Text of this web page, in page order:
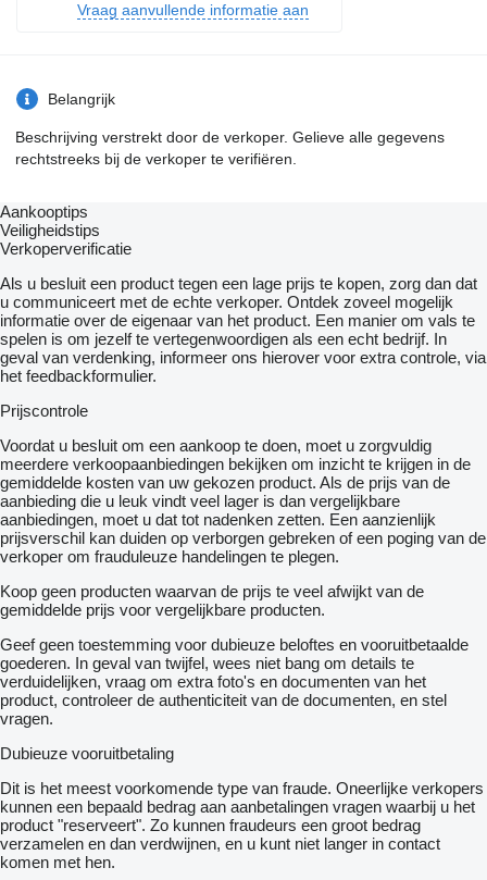
mit Kombirollos
GFK-Heckwand mit reduzierter Hagelempfindlichkeit
Serviceklappe
Grundriss abhängig
Wohnen und Schlafen
Hinterlüftete Rückenlehnen
Lattenrost für alle Bettvarianten
Kaltschaummatratzen für alle Bettvarianten
Möbeldekor B66
Polster Ardo
Sitzgruppe zur Liegefläche Umbaubar
Rollrost (bei Einzelbetten)
Abfallsammler an Eingangstüre
Kompressorkühlschrank
131,5 L (davon 15 L Gefrierfach)
Multifunktionsschiene
Soft Einzüge im Küchenbereich
Spüle
3-flammiger Gaskocher mit E-Zündung und Glasabdeckung
Heizung und Wasser
Gasheizung 3000 W mit Zündautomatik
Heizung Combi 6 (480 TK & 560 TK)
Umluftanlage 230 V
Elektrischer Warmwasseraufbereiter mit 5 l Wasserinhalt
300 W
Spül- WC
fest installiert (davon 15 L Fahrzustand)
Bad und Toilette
Duschwanne
Komplettdusche (560 TK)
Elektronik
Beleuchtung 12 V / 230 V
Digitale Wasserwaage
Indirekte Beleuchtung Oberschränke
My Bürstner App | Überwachen Sie wichtige Komponenten und
Funktionen
Ihres Fahrzeugs
Rauchmelder
Spannungsanzeige
Vraag aanvullende informatie aan
Belangrijk
Beschrijving verstrekt door de verkoper. Gelieve alle gegevens
rechtstreeks bij de verkoper te verifiëren.
Aankooptips
Veiligheidstips
Verkoperverificatie
Als u besluit een product tegen een lage prijs te kopen, zorg dan dat
u communiceert met de echte verkoper. Ontdek zoveel mogelijk
informatie over de eigenaar van het product. Een manier om vals te
spelen is om jezelf te vertegenwoordigen als een echt bedrijf. In
geval van verdenking, informeer ons hierover voor extra controle, via
het feedbackformulier.
Prijscontrole
Voordat u besluit om een ​​aankoop te doen, moet u zorgvuldig
meerdere verkoopaanbiedingen bekijken om inzicht te krijgen in de
gemiddelde kosten van uw gekozen product. Als de prijs van de
aanbieding die u leuk vindt veel lager is dan vergelijkbare
aanbiedingen, moet u dat tot nadenken zetten. Een aanzienlijk
prijsverschil kan duiden op verborgen gebreken of een poging van de
verkoper om frauduleuze handelingen te plegen.
Koop geen producten waarvan de prijs te veel afwijkt van de
gemiddelde prijs voor vergelijkbare producten.
Geef geen toestemming voor dubieuze beloftes en vooruitbetaalde
goederen. In geval van twijfel, wees niet bang om details te
verduidelijken, vraag om extra foto's en documenten van het
product, controleer de authenticiteit van de documenten, en stel
vragen.
Dubieuze vooruitbetaling
Dit is het meest voorkomende type van fraude. Oneerlijke verkopers
kunnen een bepaald bedrag aan aanbetalingen vragen waarbij u het
product "reserveert". Zo kunnen fraudeurs een groot bedrag
verzamelen en dan verdwijnen, en u kunt niet langer in contact
komen met hen.